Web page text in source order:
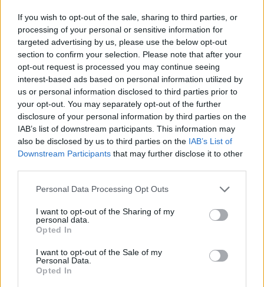
If you wish to opt-out of the sale, sharing to third parties, or
processing of your personal or sensitive information for
targeted advertising by us, please use the below opt-out
section to confirm your selection. Please note that after your
opt-out request is processed you may continue seeing
interest-based ads based on personal information utilized by
us or personal information disclosed to third parties prior to
your opt-out. You may separately opt-out of the further
disclosure of your personal information by third parties on the
IAB’s list of downstream participants. This information may
also be disclosed by us to third parties on the IAB’s List of
Downstream Participants that may further disclose it to other
Personal Data Processing Opt Outs
I want to opt-out of the Sharing of my
personal data.
Opted In
I want to opt-out of the Sale of my
Personal Data.
Opted In
Árbitro: André Isento
Assistentes: David Barbosa e Ricardo Dias
Vila Pouca – Valpaços
Árbitro: Luís Amaral
Assistentes: Cláudio Monteiro e Simão Branco
Régua – Vidago
Árbitro: Sérgio Sousa
Assistentes: Bruno Domingos e Filipe Silva
Atei – Cumieira
Assistentes: Jorge Capela e Gonçalo Alves